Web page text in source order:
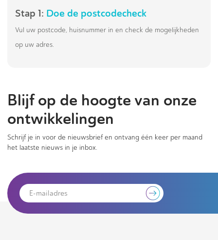
Stap 1: Doe de postcodecheck
Vul uw postcode, huisnummer in en check de mogelijkheden
op uw adres.
Blijf op de hoogte van onze
ontwikkelingen
Schrijf je in voor de nieuwsbrief en ontvang één keer per maand
het laatste nieuws in je inbox.